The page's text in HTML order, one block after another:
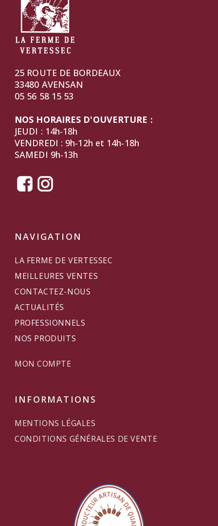
25 ROUTE DE BORDEAUX
33480 AVENSAN
05 56 58 15 53
NOS HORAIRES D'OUVERTURE :
JEUDI : 14h-18h
VENDREDI : 9h-12h et 14h-18h
SAMEDI 9h-13h
NAVIGATION
LA FERME DE VERTESSEC
MEILLEURES VENTES
CONTACTEZ-NOUS
ACTUALITÉS
PROFESSIONNELS
NOS PRODUITS
MON COMPTE
INFORMATIONS
MENTIONS LÉGALES
CONDITIONS GÉNÉRALES DE VENTE